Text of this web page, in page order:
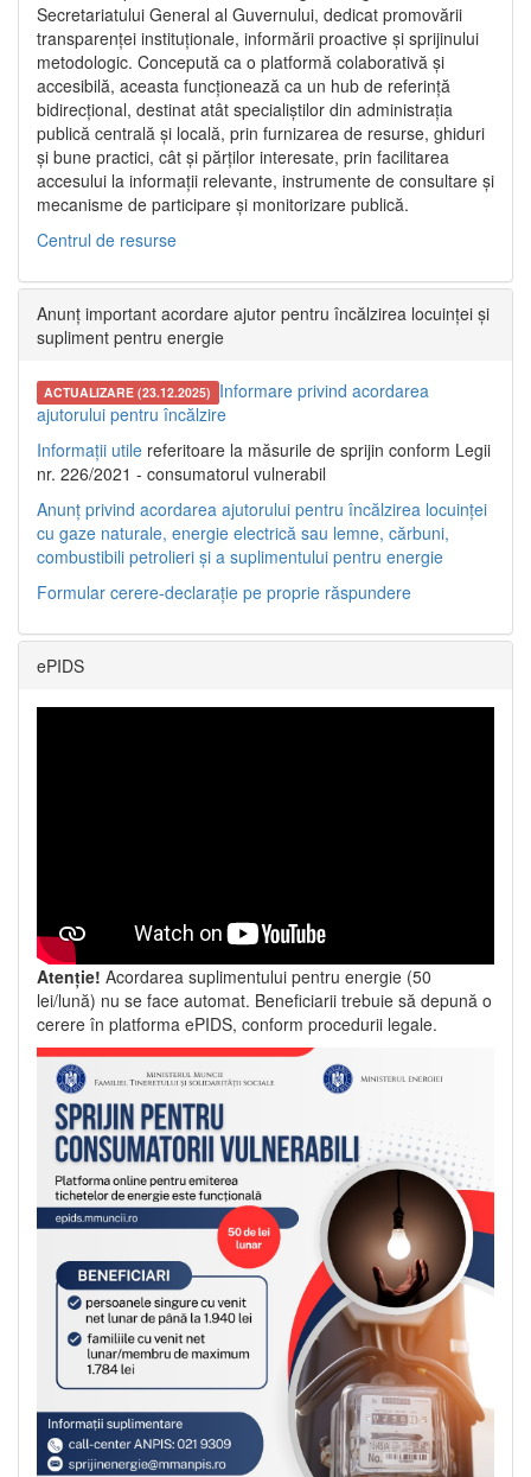
Secretariatului General al Guvernului, dedicat promovării
transparenței instituționale, informării proactive și sprijinului
metodologic. Concepută ca o platformă colaborativă și
accesibilă, aceasta funcționează ca un hub de referință
bidirecțional, destinat atât specialiștilor din administrația
publică centrală și locală, prin furnizarea de resurse, ghiduri
și bune practici, cât și părților interesate, prin facilitarea
accesului la informații relevante, instrumente de consultare și
mecanisme de participare și monitorizare publică.
Centrul de resurse
Anunț important acordare ajutor pentru încălzirea locuinței și
supliment pentru energie
ACTUALIZARE (23.12.2025) Informare privind acordarea
ajutorului pentru încălzire
Informații utile referitoare la măsurile de sprijin conform Legii
nr. 226/2021 - consumatorul vulnerabil
Anunț privind acordarea ajutorului pentru încălzirea locuinței
cu gaze naturale, energie electrică sau lemne, cărbuni,
combustibili petrolieri și a suplimentului pentru energie
Formular cerere-declarație pe proprie răspundere
ePIDS
Atenție! Acordarea suplimentului pentru energie (50
lei/lună) nu se face automat. Beneficiarii trebuie să depună o
cerere în platforma ePIDS, conform procedurii legale.